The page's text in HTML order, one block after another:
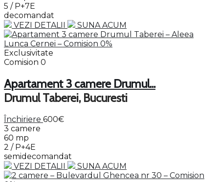
5 / P+7E
decomandat
VEZI DETALII
SUNA ACUM
Exclusivitate
Comision 0
Apartament 3 camere Drumul...
Drumul Taberei, Bucuresti
Închiriere 600€
3 camere
60 mp
2 / P+4E
semidecomandat
VEZI DETALII
SUNA ACUM